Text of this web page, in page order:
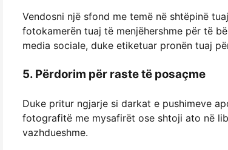
Vendosni një sfond me temë në shtëpinë
fotokamerën tuaj të menjëhershme për të
media sociale, duke etiketuar pronën tuaj
5. Përdorim për raste të posaçme
Duke pritur ngjarje si darkat e pushimeve
fotografitë me mysafirët ose shtoji ato në
vazhdueshme.